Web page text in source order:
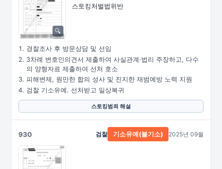
스토킹처벌법위반
경찰조사 후 방문상담 및 선임
3차례 변호인의견서 제출하여 사실관계·법리 주장하고, 다수
의 양형자료 제출하여 선처 호소
피해변제, 원만한 합의 성사 및 진지한 재범예방 노력 지원
검찰 기소유예. 선처받고 일상복귀
스토킹범죄 해설
930 검찰 기소유예(불기소) 2025년 09월